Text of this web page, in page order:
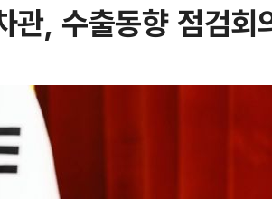
관, 수출동향 점검회